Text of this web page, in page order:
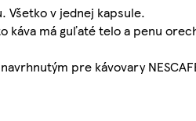
Všetko v jednej kapsule.
káva má guľaté telo a penu
pre kávovary